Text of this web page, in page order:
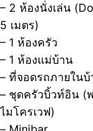
– 2 ห้องนั่งเล่น
5 เมตร)
– 1 ห้องครัว
– 1 ห้องแม่บ้าน
– ที่จอดรถภายใน
– ชุดครัวบิ้วท์อิน (
ไมโครเวฟ)